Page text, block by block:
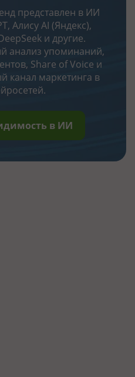
представлен в ИИ
Алису AI (Яндекс),
и другие.
анализ упоминаний,
Share of Voice и
канал маркетинга в
в ИИ